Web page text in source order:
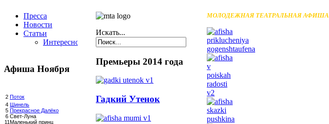
Пресса
Новости
Статьи
Интересное
Афиша Ноября
2 Поток
4 Шинель
5 Прекрасное Далёко
6 Свет-Луна
11Маленький принц
Искать...
Премьеры 2014 года
Гадкий Утенок
МОЛОДЕЖНАЯ ТЕАТРАЛЬНАЯ АФИША